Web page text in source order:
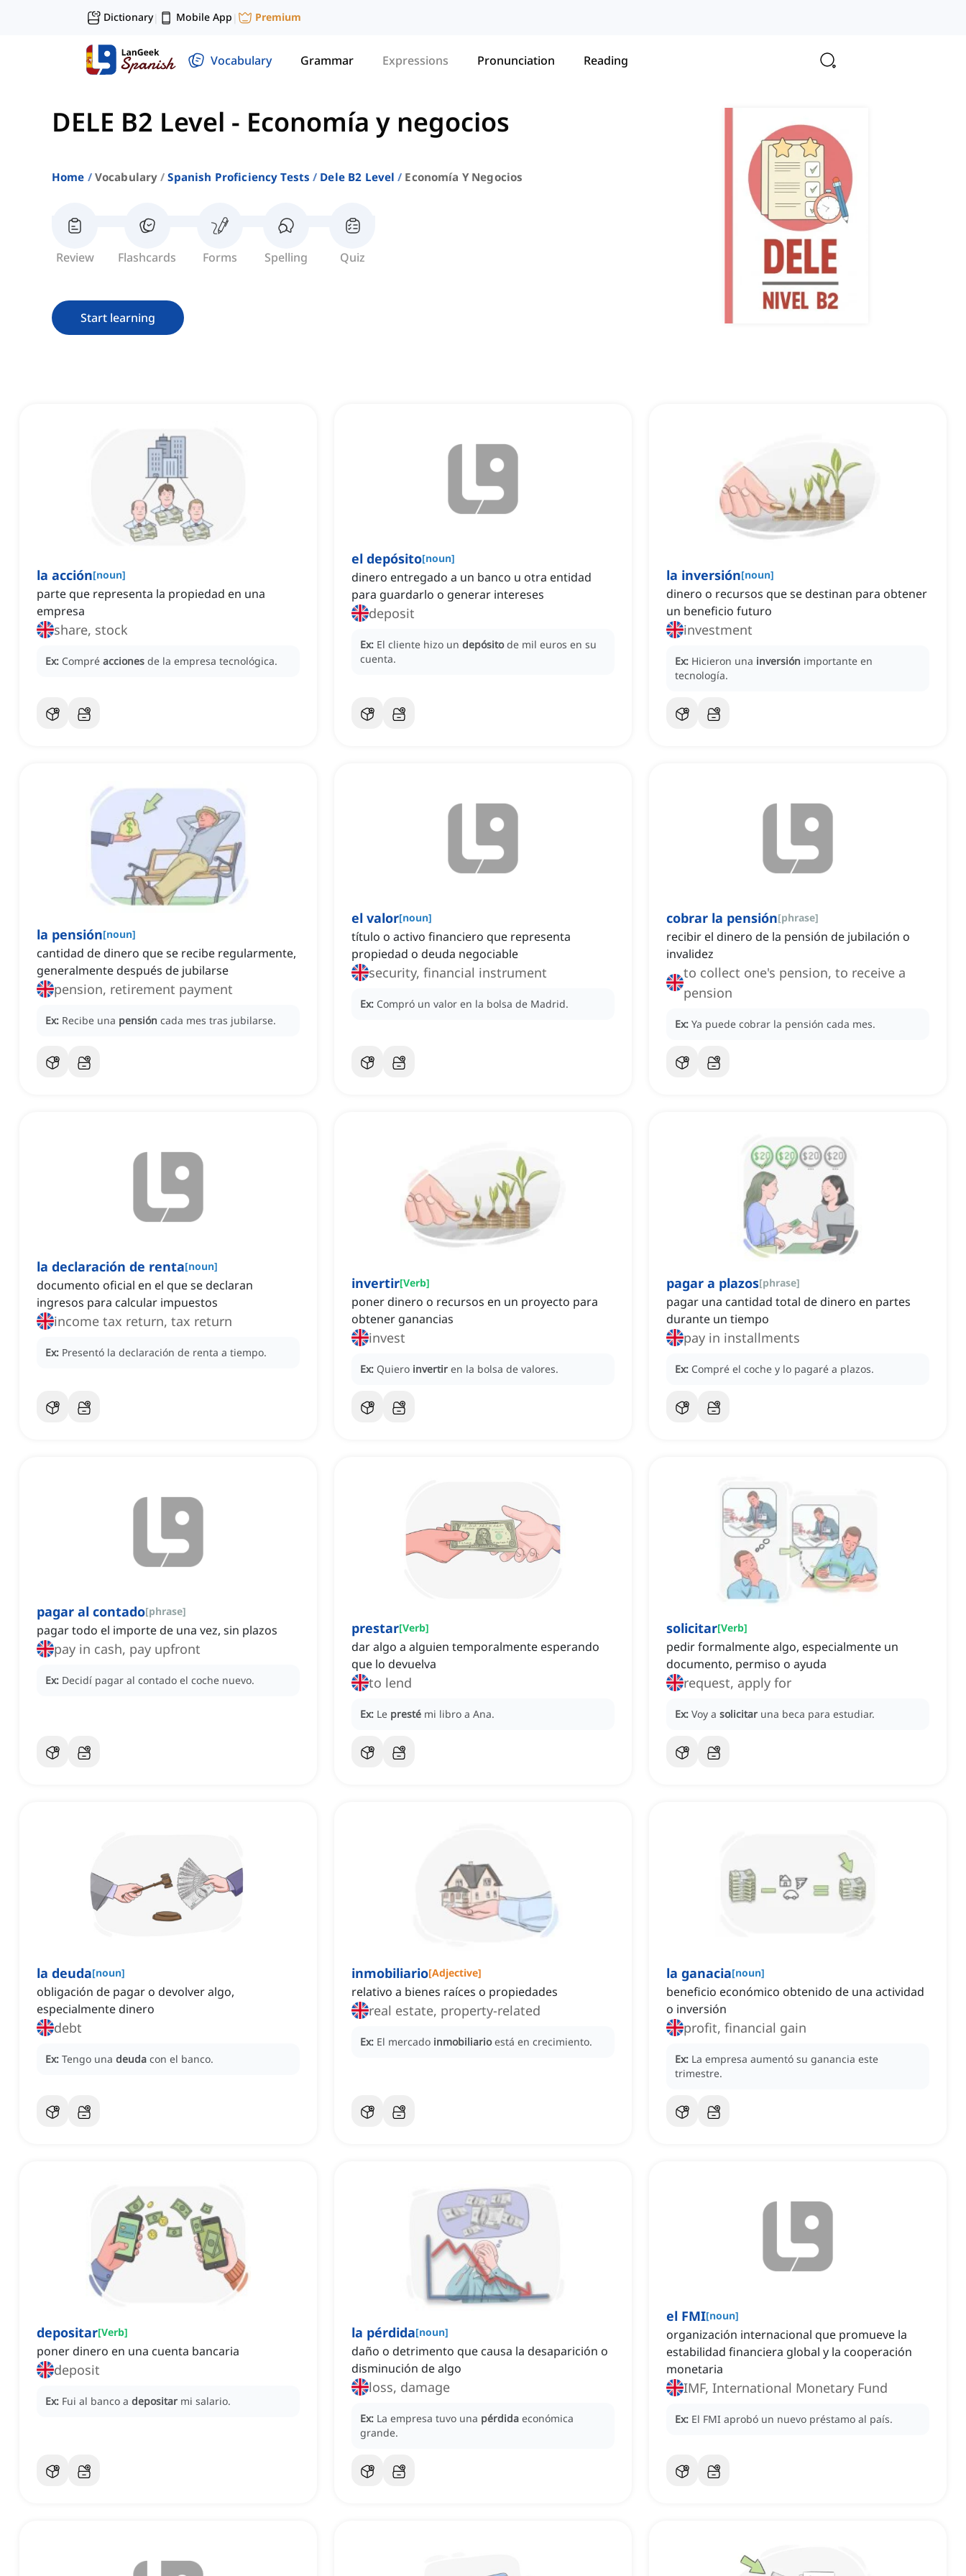
Dictionary| Mobile App | Premium
Vocabulary Grammar Expressions Pronunciation Reading
DELE B2 Level - Economía y negocios
Home Vocabulary Spanish Proficiency Tests Dele B2 Level Economía Y Negocios
Review Flashcards Forms Spelling Quiz
Start learning
la acción[noun]
parte que representa la propiedad en una
empresa
share, stock
Ex: Compré acciones de la empresa tecnológica.
el depósito[noun]
dinero entregado a un banco u otra entidad
para guardarlo o generar intereses
deposit
Ex: El cliente hizo un depósito de mil euros en su
cuenta.
la inversión[noun]
dinero o recursos que se destinan para obtener
un beneficio futuro
investment
Ex: Hicieron una inversión importante en
tecnología.
la pensión[noun]
cantidad de dinero que se recibe regularmente,
generalmente después de jubilarse
pension, retirement payment
Ex: Recibe una pensión cada mes tras jubilarse.
el valor[noun]
título o activo financiero que representa
propiedad o deuda negociable
security, financial instrument
Ex: Compró un valor en la bolsa de Madrid.
cobrar la pensión[phrase]
recibir el dinero de la pensión de jubilación o
invalidez
to collect one's pension, to receive a
pension
Ex: Ya puede cobrar la pensión cada mes.
la declaración de renta[noun]
documento oficial en el que se declaran
ingresos para calcular impuestos
income tax return, tax return
Ex: Presentó la declaración de renta a tiempo.
invertir[Verb]
poner dinero o recursos en un proyecto para
obtener ganancias
invest
Ex: Quiero invertir en la bolsa de valores.
pagar a plazos[phrase]
pagar una cantidad total de dinero en partes
durante un tiempo
pay in installments
Ex: Compré el coche y lo pagaré a plazos.
pagar al contado[phrase]
pagar todo el importe de una vez, sin plazos
pay in cash, pay upfront
Ex: Decidí pagar al contado el coche nuevo.
prestar[Verb]
dar algo a alguien temporalmente esperando
que lo devuelva
to lend
Ex: Le presté mi libro a Ana.
solicitar[Verb]
pedir formalmente algo, especialmente un
documento, permiso o ayuda
request, apply for
Ex: Voy a solicitar una beca para estudiar.
la deuda[noun]
obligación de pagar o devolver algo,
especialmente dinero
debt
Ex: Tengo una deuda con el banco.
inmobiliario[Adjective]
relativo a bienes raíces o propiedades
real estate, property-related
Ex: El mercado inmobiliario está en crecimiento.
la ganacia[noun]
beneficio económico obtenido de una actividad
o inversión
profit, financial gain
Ex: La empresa aumentó su ganancia este
trimestre.
depositar[Verb]
poner dinero en una cuenta bancaria
deposit
Ex: Fui al banco a depositar mi salario.
la pérdida[noun]
daño o detrimento que causa la desaparición o
disminución de algo
loss, damage
Ex: La empresa tuvo una pérdida económica
grande.
el FMI[noun]
organización internacional que promueve la
estabilidad financiera global y la cooperación
monetaria
IMF, International Monetary Fund
Ex: El FMI aprobó un nuevo préstamo al país.